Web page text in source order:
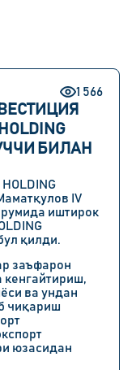
1 566
БИЛАН
HOLDING
IV
иштирок
қилди.
заъфарон
ва ундан
чиқариш
юзасидан